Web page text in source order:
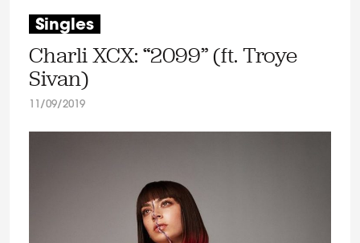
Singles
Charli XCX: “2099” (ft. Troye
Sivan)
11/09/2019